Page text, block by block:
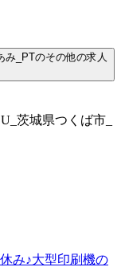
_PTのその他の求人
茨城県つくば市_
み♪大型印刷機の